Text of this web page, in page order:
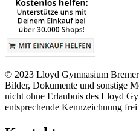
© 2023 Lloyd Gymnasium
Bilder, Dokumente und sonstige
nicht ohne Erlaubnis des Lloyd
entsprechende Kennzeichnung